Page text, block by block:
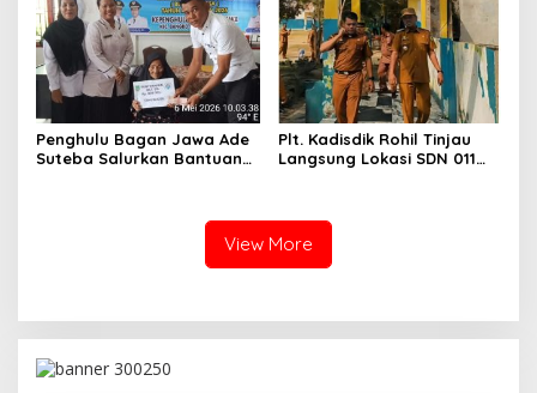
Penghulu Bagan Jawa Ade
Suteba Salurkan Bantuan
Plt. Kadisdik Rohil Tinjau
Langsung Lokasi SDN 011
View More